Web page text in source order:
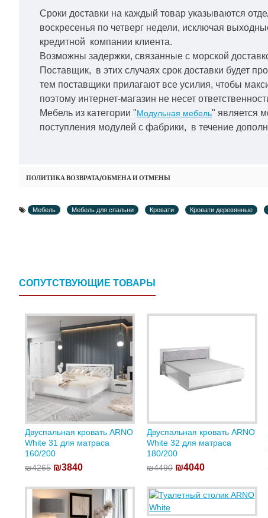
Сроки доставки на каждый товар указываются
воскресенья по четверг недели, исключая
кредитной компании клиента.
Возможны задержки, связанные с морской
Поставщик, в этих случаях срок доставки будет
тем поставщики прилагают все усилия, чтобы
поэтому интернет-магазин не несет
Мебель из категории "Модульная мебель" является
поступления модулей с фабрики, в течение
ПОЛИТИКА ВОЗВРАТА/ОБМЕНА И ОТМЕНЫ
Мебель Мебель для спальни Кровати Кровати деревянные
СОПУТСТВУЮЩИЕ ТОВАРЫ
Двуспальная кровать ARNO
White 31 для матраса
160/200
₪4265 ₪3840
Двуспальная кровать ARNO
White 32 для матраса
180/200
₪4490 ₪4040